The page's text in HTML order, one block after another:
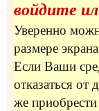
войдите
Уверенно
размере
Если Ваши
отказаться
же